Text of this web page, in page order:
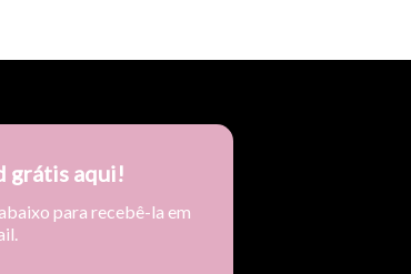
grátis aqui!
para recebê-la em